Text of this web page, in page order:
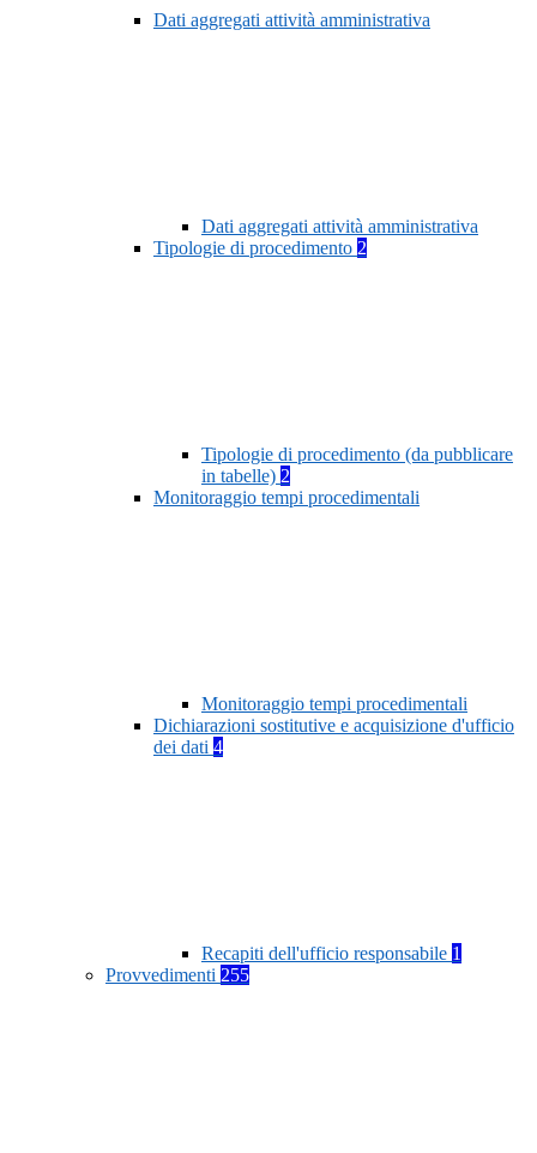
Dati aggregati attività amministrativa
Dati aggregati attività amministrativa
Tipologie di procedimento 2
Tipologie di procedimento (da pubblicare
in tabelle) 2
Monitoraggio tempi procedimentali
Monitoraggio tempi procedimentali
Dichiarazioni sostitutive e acquisizione d'ufficio
dei dati 4
Recapiti dell'ufficio responsabile 1
Provvedimenti 255